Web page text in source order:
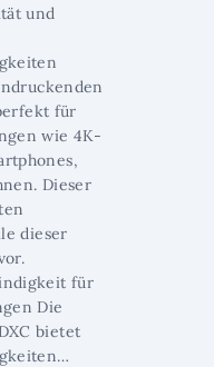
und
für
wie 4K-
Dieser
dieser
für
Die
bietet